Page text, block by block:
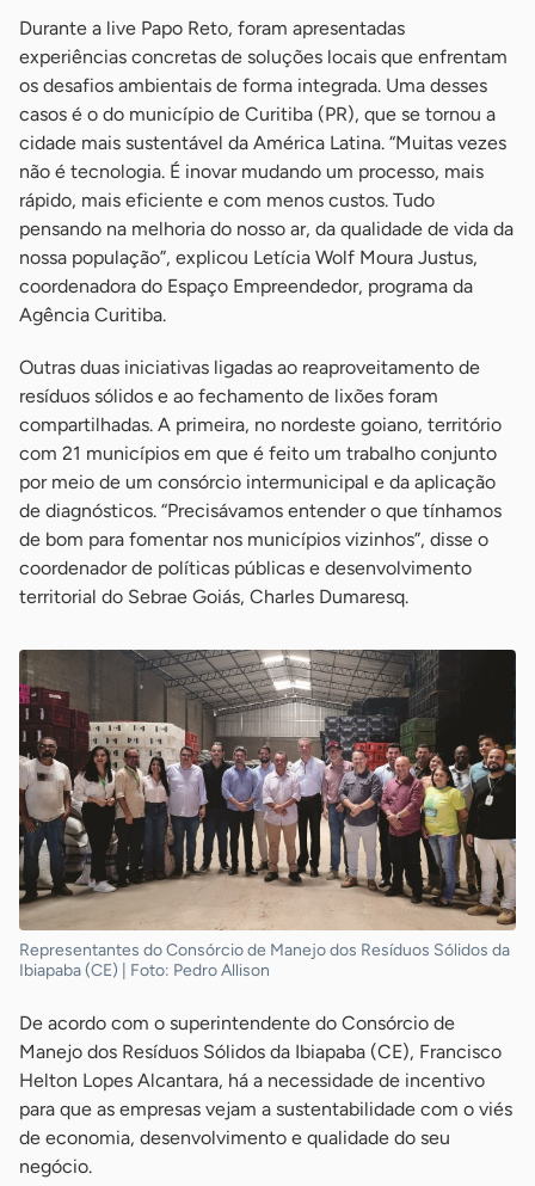
Durante a live Papo Reto, foram apresentadas
experiências concretas de soluções locais que enfrentam
os desafios ambientais de forma integrada. Uma desses
casos é o do município de Curitiba (PR), que se tornou a
cidade mais sustentável da América Latina. “Muitas vezes
não é tecnologia. É inovar mudando um processo, mais
rápido, mais eficiente e com menos custos. Tudo
pensando na melhoria do nosso ar, da qualidade de vida da
nossa população”, explicou Letícia Wolf Moura Justus,
coordenadora do Espaço Empreendedor, programa da
Agência Curitiba.
Outras duas iniciativas ligadas ao reaproveitamento de
resíduos sólidos e ao fechamento de lixões foram
compartilhadas. A primeira, no nordeste goiano, território
com 21 municípios em que é feito um trabalho conjunto
por meio de um consórcio intermunicipal e da aplicação
de diagnósticos. “Precisávamos entender o que tínhamos
de bom para fomentar nos municípios vizinhos”, disse o
coordenador de políticas públicas e desenvolvimento
territorial do Sebrae Goiás, Charles Dumaresq.
Representantes do Consórcio de Manejo dos Resíduos Sólidos da
Ibiapaba (CE) | Foto: Pedro Allison
De acordo com o superintendente do Consórcio de
Manejo dos Resíduos Sólidos da Ibiapaba (CE), Francisco
Helton Lopes Alcantara, há a necessidade de incentivo
para que as empresas vejam a sustentabilidade com o viés
de economia, desenvolvimento e qualidade do seu
negócio.